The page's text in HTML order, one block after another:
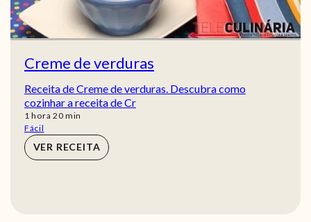
Creme de verduras
Receita de Creme de verduras. Descubra como
cozinhar a receita de Cr
1 hora
hora 20min
min
Fácil
VER RECEITA